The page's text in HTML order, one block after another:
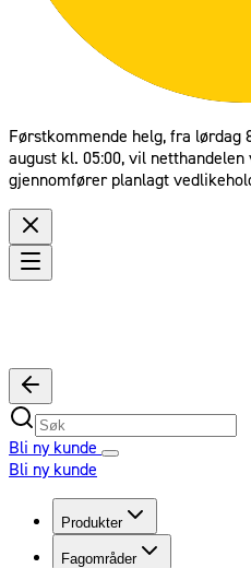
Førstkommende helg, fra lørdag
august kl. 05:00, vil
gjennomfører planlagt
Bli ny kunde
Bli ny kunde
Produkter
Fagområder